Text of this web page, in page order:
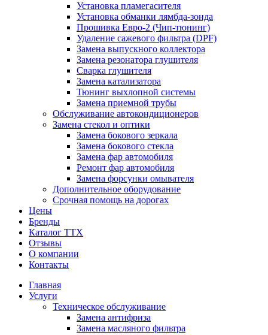
Установка пламегасителя
Установка обманки лямбда-зонда
Прошивка Евро-2 (Чип-тюнинг)
Удаление сажевого фильтра (DPF)
Замена выпускного коллектора
Замена резонатора глушителя
Сварка глушителя
Замена катализатора
Тюнинг выхлопной системы
Замена приемной трубы
Обслуживание автокондиционеров
Замена стекол и оптики
Замена бокового зеркала
Замена бокового стекла
Замена фар автомобиля
Ремонт фар автомобиля
Замена форсунки омывателя
Дополнительное оборудование
Срочная помощь на дорогах
Цены
Бренды
Каталог ТТХ
Отзывы
О компании
Контакты
Главная
Услуги
Техническое обслуживание
Замена антифриза
Замена масляного фильтра